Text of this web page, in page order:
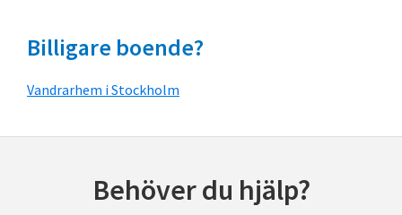
Billigare boende?
Vandrarhem i Stockholm
Behöver du hjälp?